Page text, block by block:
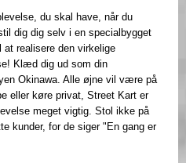
du skal have, når du
dig dig selv i en specialbygget
realisere den virkelige
Klæd dig ud som din
Okinawa. Alle øjne vil være på
eller køre privat, Street Kart er
meget vigtig. Stol ikke på
kunder, for de siger "En gang er